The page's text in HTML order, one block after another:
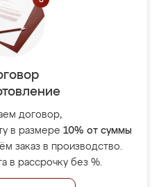
договор,
в размере 10% от суммы
заказ в производство.
в рассрочку без %.